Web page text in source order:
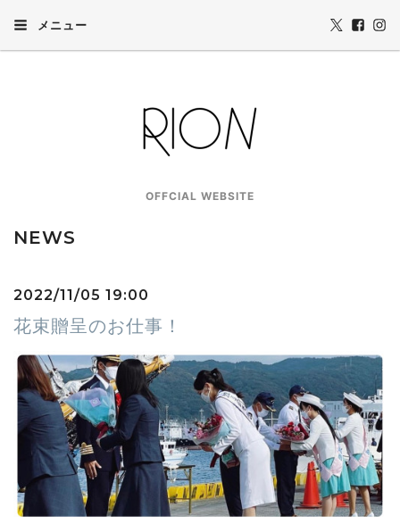
メニュー
OFFCIAL WEBSITE
NEWS
2022/11/05 19:00
花束贈呈のお仕事！